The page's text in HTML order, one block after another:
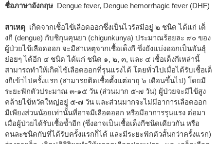
ชื่อภาษาอังกฤษ Dengue fever, Dengue hemorrhagic fever (DHF)
สาเหตุ เกิดจากเชื้อไข้เลือดออกซึ่งเป็นไวรัสมีอยู่ ๒ ชนิด ได้แก่ เด็
งกี (dengue) กับชิกุนคุนยา (chigunkunya) ประมาณร้อยละ ๙๐ ของ
ผู้ป่วยไข้เลือดออก จะมีสาเหตุจากเชื้อเด็งกี ซึ่งยังแบ่งออกเป็นพันธุ์
ย่อยๆ ได้อีก ๔ ชนิด ได้แก่ ชนิด ๑, ๒, ๓, และ ๔ เชื้อเด็งกีเหล่านี้
สามารถทำให้เกิดไข้เลือดออกที่รุนแรงได้ โดยทั่วไปเมื่อได้รับเชื้อเด็
งกีเข้าไปครั้งแรก (สามารถติดเชื้อตั้งแต่อายุ ๖ เดือนขึ้นไป) โดยมี
ระยะฟักตัวประมาณ ๓-๑๕ วัน (ส่วนมาก ๕-๗ วัน) ผู้ป่วยจะมีไข้สูง
คล้ายไข้หวัดใหญ่อยู่ ๕-๗ วัน และส่วนมากจะไม่มีอาการเลือดออก
มีเพียงส่วนน้อยเท่านั้นที่อาจมีเลือดออก หรือมีอาการรุนแรง ต่อมา
เมื่อผู้ป่วยได้รับเชื้อซ้ำอีก (ซึ่งอาจเป็นเชื้อเด็งกีชนิดเดียวกัน หรือ
คนละชนิดกับที่ได้รับครั้งแรกก็ได้ และมีระยะฟักตัวสั้นกว่าครั้งแรก)